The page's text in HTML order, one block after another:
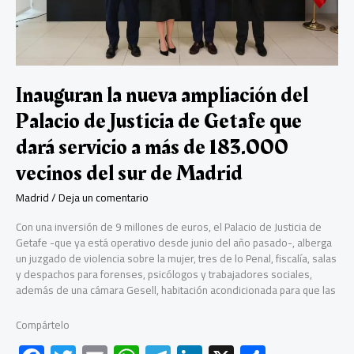
las
residencias
Comunidad
de
Madrid
durante
la
pandemia
Inauguran la nueva ampliación del
Palacio de Justicia de Getafe que
dará servicio a más de 183.000
vecinos del sur de Madrid
Madrid/Deja un comentario
Con una inversión de 9 millones de euros, el Palacio de Justicia de
Getafe -que ya está operativo desde junio del año pasado-, alberga
un juzgado de violencia sobre la mujer, tres de lo Penal, fiscalía, salas
y despachos para forenses, psicólogos y trabajadores sociales,
además de una cámara Gesell, habitación acondicionada para que las
Compártelo